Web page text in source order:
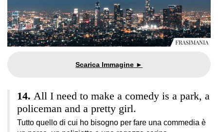
All I need to make a comedy is a park, a
policeman and a pretty girl.
Tutto quello di cui ho bisogno per fare una commedia è